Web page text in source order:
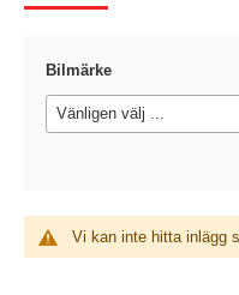
Bilmärke
Vänligen välj ...
Vi kan inte hitta inlägg